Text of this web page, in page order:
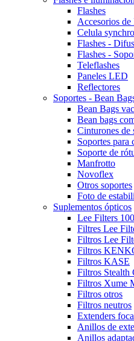
Flashes
Accesorios de
Celula
Flashes -
Flashes -
Teleflashes
Paneles LED
Reflectores
Soportes - Bean
Bean Bags
Bean bags
Cinturones de
Soportes para
Soporte de
Manfrotto
Novoflex
Otros soportes
Foto de
Suplementos ópticos
Lee Filters
Filtres Lee
Filtros Lee
Filtros
Filtros KASE
Filtros Stealth
Filtros Xume
Filtros otros
Filtros neutros
Extenders
Anillos de
Anillos